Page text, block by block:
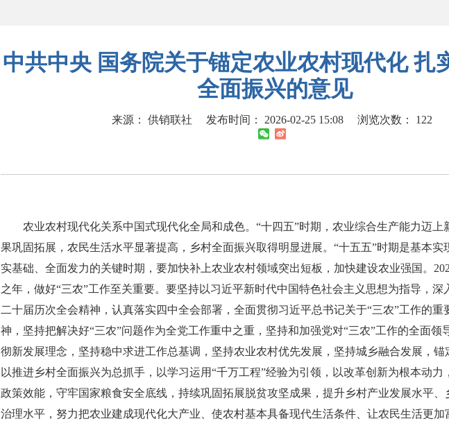
中共中央 国务院关于锚定农业农村现代化 扎
全面振兴的意见
来源： 供销联社 发布时间： 2026-02-25 15:08 浏览次数： 122
农业农村现代化关系中国式现代化全局和成色。“十四五”时期，农业综合生产能力迈上
果巩固拓展，农民生活水平显著提高，乡村全面振兴取得明显进展。“十五五”时期是基本实
实基础、全面发力的关键时期，要加快补上农业农村领域突出短板，加快建设农业强国。
之年，做好“三农”工作至关重要。要坚持以习近平新时代中国特色社会主义思想为指导，深
二十届历次全会精神，认真落实四中全会部署，全面贯彻习近平总书记关于“三农”工作的重
神，坚持把解决好“三农”问题作为全党工作重中之重，坚持和加强党对“三农”工作的全面领
彻新发展理念，坚持稳中求进工作总基调，坚持农业农村优先发展，坚持城乡融合发展，锚
以推进乡村全面振兴为总抓手，以学习运用“千万工程”经验为引领，以改革创新为根本动力
政策效能，守牢国家粮食安全底线，持续巩固拓展脱贫攻坚成果，提升乡村产业发展水平、
治理水平，努力把农业建成现代化大产业、使农村基本具备现代生活条件、让农民生活更加